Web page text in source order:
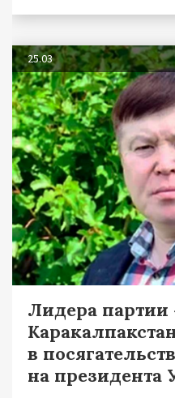
25.03
Лидера партии
в
на президента